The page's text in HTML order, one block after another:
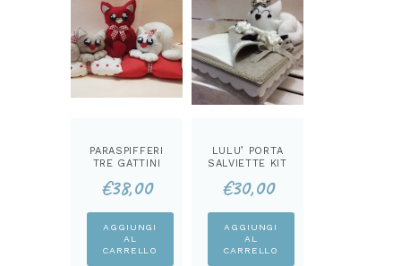
PARASPIFFERI
TRE GATTINI
€38,00
AGGIUNGI
AL
CARRELLO
LULU’ PORTA
SALVIETTE KIT
€30,00
AGGIUNGI
AL
CARRELLO